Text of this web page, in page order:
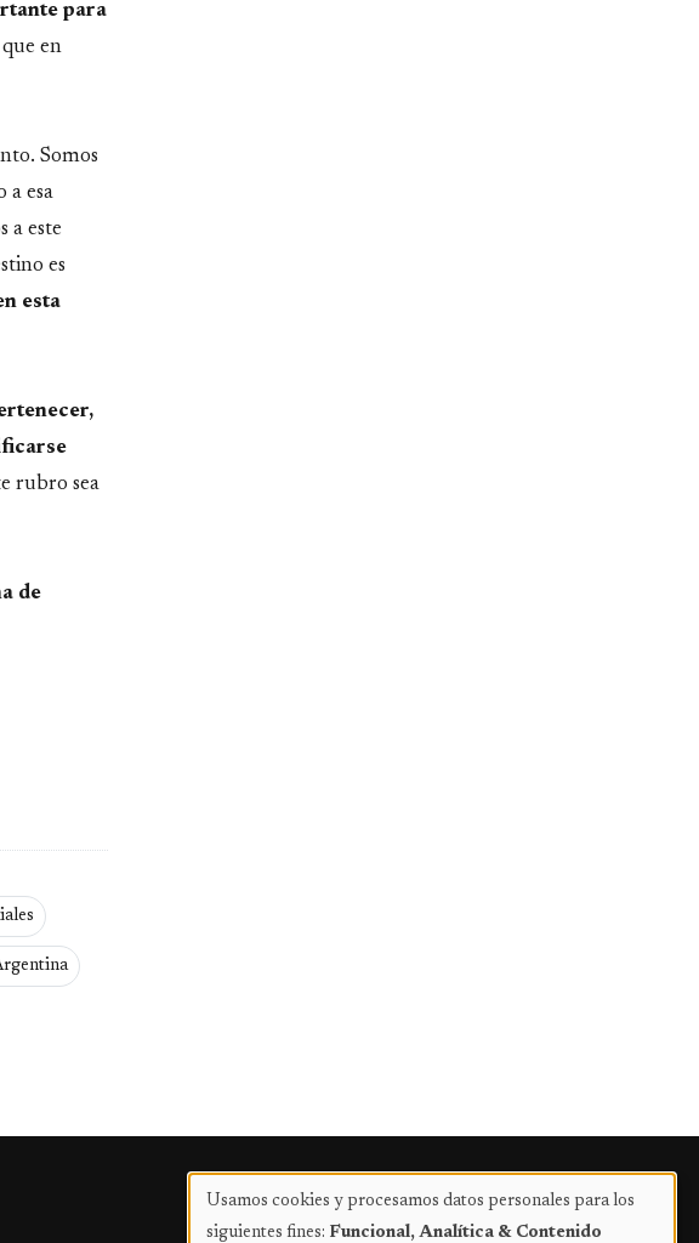
para
en
Somos
a esa
a este
es
esta
rubro sea
de
Publicidad
Uso
Usamos cookies y procesamos datos personales para los
siguientes fines: Funcional, Analítica & Contenido